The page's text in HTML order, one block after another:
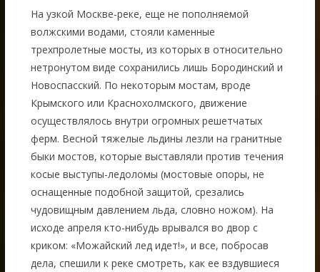
На узкой Москве-реке, еще не пополняемой
волжскими водами, стояли каменные
трехпролетные мосты, из которых в относительно
нетронутом виде сохранились лишь Бородинский и
Новоспасский. По некоторым мостам, вроде
Крымского или Краснохолмского, движение
осуществлялось внутри огромных решетчатых
ферм. Весной тяжелые льдины лезли на гранитные
быки мостов, которые выставляли против течения
косые выступы-ледоломы (мостовые опоры, не
оснащенные подобной защитой, срезались
чудовищным давлением льда, словно ножом). На
исходе апреля кто-нибудь врывался во двор с
криком: «Можайский лед идет!», и все, побросав
дела, спешили к реке смотреть, как ее вздувшиеся